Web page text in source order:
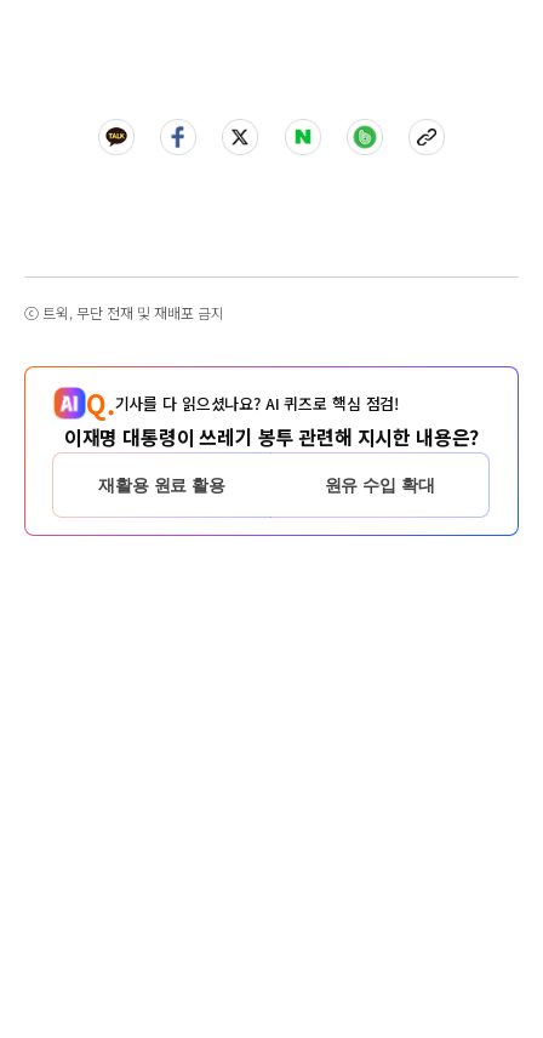
ⓒ 트윅, 무단 전재 및 재배포 금지
Q.기사를 다 읽으셨나요? AI 퀴즈로 핵심 점검!
이재명 대통령이 쓰레기 봉투 관련해 지시한 내용은?
재활용 원료 활용 원유 수입 확대